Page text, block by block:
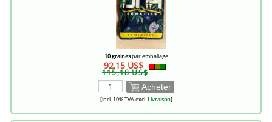
10 grainespar emballage
92,15 US$
115,18 US$
Acheter
[incl. 10% TVA excl.Livraison]